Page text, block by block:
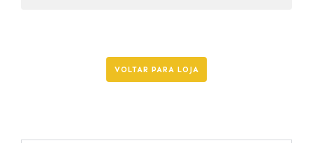
VOLTAR PARA LOJA